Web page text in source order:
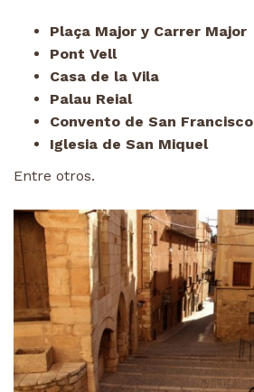
Plaça Major y Carrer Major
Pont Vell
Casa de la Vila
Palau Reial
Convento de San Francisco
Iglesia de San Miquel
Entre otros.